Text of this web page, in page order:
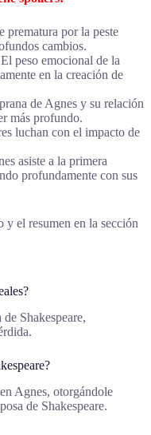
prematura por la peste
cambios.
El peso emocional de la
en la creación de
de Agnes y su relación
más profundo.
luchan con el impacto de
asiste a la primera
profundamente con sus
y el resumen en la sección
Shakespeare,
Agnes, otorgándole
de Shakespeare.